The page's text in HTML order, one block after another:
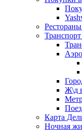
Ж\д
Карта
Ночная